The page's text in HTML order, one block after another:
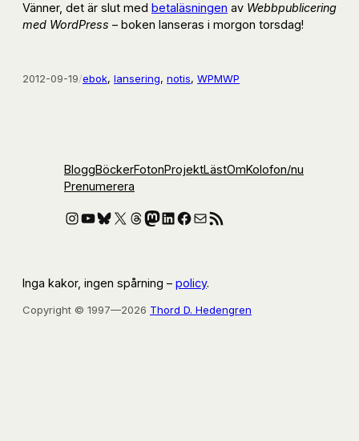
Vänner, det är slut med betaläsningen av Webbpublicering
med WordPress – boken lanseras i morgon torsdag!
2012-09-19/ebok, lansering, notis, WPMWP
BloggBöckerFotonProjektLästOmKolofon/nu
Prenumerera
Instagram
YouTube
Bluesky
X Threads
Mastodon
LinkedIn
Facebook
E-postRSS-flöde
Inga kakor, ingen spårning – policy.
Copyright © 1997—2026 Thord D. Hedengren